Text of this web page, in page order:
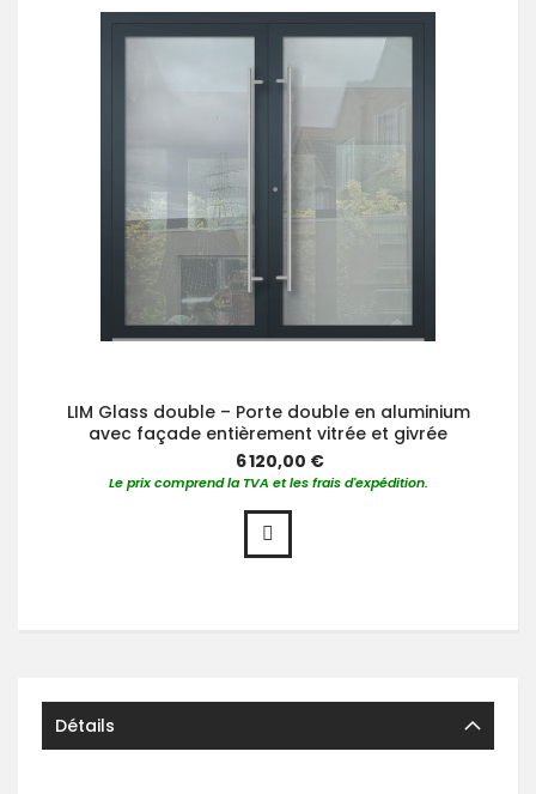
LIM Glass double – Porte double en aluminium
avec façade entièrement vitrée et givrée
6 120,00 €
Le prix comprend la TVA et les frais d'expédition.
Détails